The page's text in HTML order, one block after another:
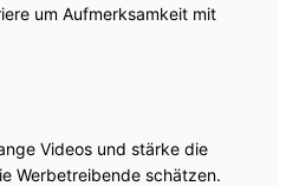
um Aufmerksamkeit mit
Videos und stärke die
Werbetreibende schätzen.